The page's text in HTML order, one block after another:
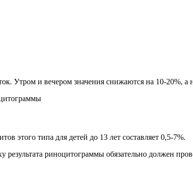
Утром и вечером значения снижаются на 10-20%,
этого типа для детей до 13 лет составляет 0,5-7%.
риноцитограммы обязательно должен